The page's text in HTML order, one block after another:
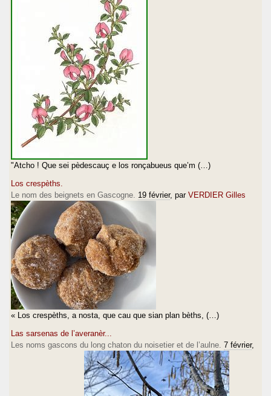
"Atcho ! Que sei pèdescauç e los ronçabueus que’m (…)
Los crespèths.
Le nom des beignets en Gascogne. 19 février, par VERDIER Gilles
« Los crespèths, a nosta, que cau que sian plan bèths, (…)
Las sarsenas de l’averanèr...
Les noms gascons du long chaton du noisetier et de l’aulne. 7 février,